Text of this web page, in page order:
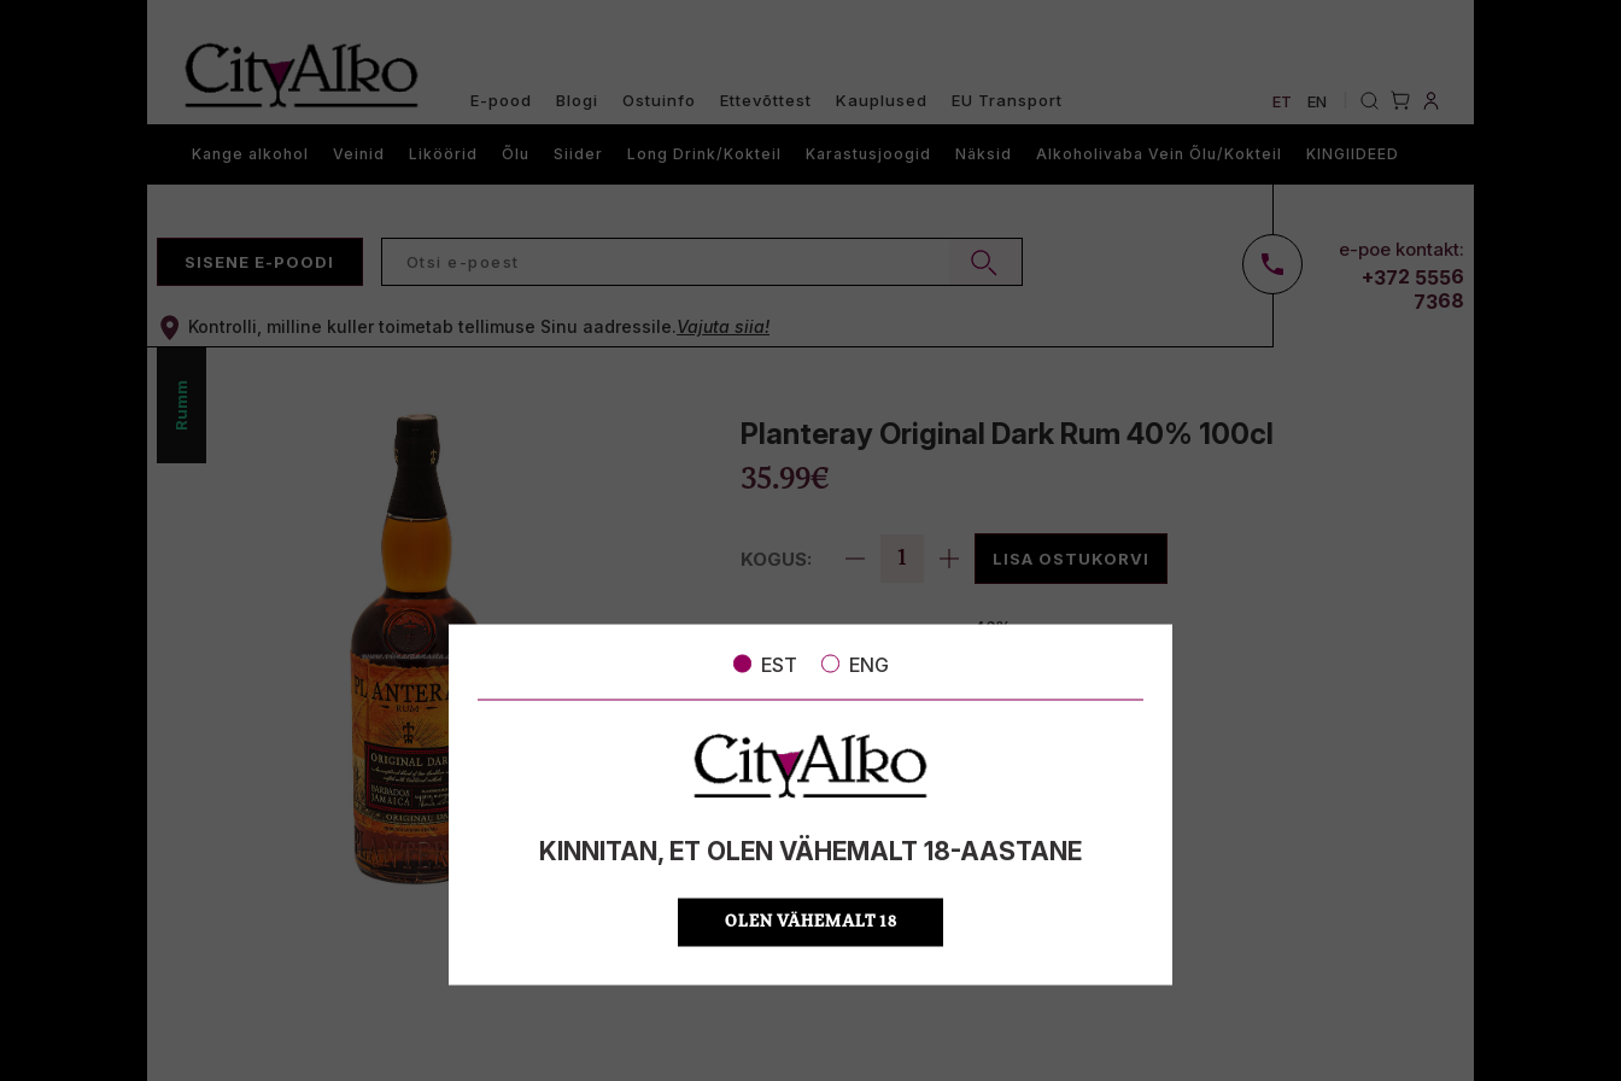
EST ENG
KINNITAN, ET OLEN VÄHEMALT 18-AASTANE
OLEN VÄHEMALT 18
E-pood Blogi Ostuinfo Ettevõttest Kauplused EU Transport ET EN
Kange alkohol Veinid Liköörid Õlu Siider Long Drink/Kokteil Karastusjoogid Näksid Alkoholivaba Vein Õlu/Kokteil KINGIIDEED
SISENE E-POODI
e-poe kontakt:
+372 5556
7368
Kontrolli, milline kuller toimetab tellimuse Sinu aadressile.Vajuta siia!
Rumm
Planteray Original Dark Rum 40% 100cl
35.99€
KOGUS: LISA OSTUKORVI
ALKOHOLISISALDUS
40%
MAHT
ÜHIKU HIND
KOOD